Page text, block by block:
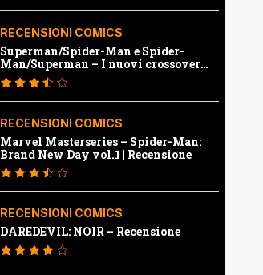
RECENSIONI COMICS
Superman/Spider-Man e Spider-
Man/Superman – I nuovi crossover
Marvel e Dc | Recensione
RECENSIONI COMICS
Marvel Masterseries – Spider-Man:
Brand New Day vol.1 | Recensione
RECENSIONI COMICS
DAREDEVIL: NOIR – Recensione